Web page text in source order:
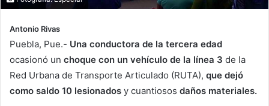
Antonio Rivas
Puebla, Pue.- Una conductora de la tercera edad
ocasionó un choque con un vehículo de la línea 3 de la
Red Urbana de Transporte Articulado (RUTA), que dejó
como saldo 10 lesionados y cuantiosos daños materiales.